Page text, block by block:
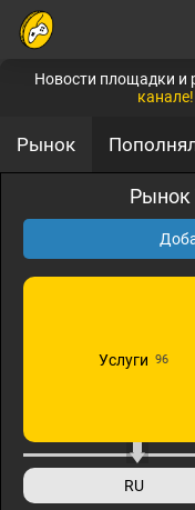
Новости площадки
канале!
Рынок
Рынок
Услуги 96
RU